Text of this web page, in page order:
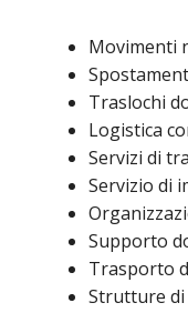
Movimenti
Traslochi
Logistica
Servizi di
Servizio di
Supporto
Trasporto
Strutture di